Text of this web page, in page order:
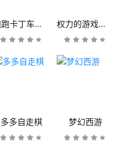
跑跑卡丁车官方竞速版 权力的游戏：凛冬将至
多多自走棋 梦幻西游